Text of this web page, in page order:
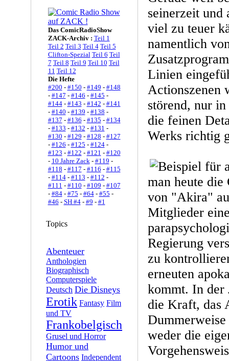
Das ComicRadioShow
ZACK-Archiv : Teil 1
Teil 2 Teil 3 Teil 4 Teil 5
Clifton-Spezial Teil 6 Teil
7 Teil 8 Teil 9 Teil 10 Teil
11 Teil 12
Die Hefte
#200 - #150 - #149 - #148
- #147 - #146 - #145 -
#144- #143 - #142 - #141
- #140 - #139 - #138 -
#137 - #136 - #135 - #134
- #133 - #132 - #131 -
#130 - #129 - #128 - #127
- #126 - #125 - #124-
#123 - #122 - #121 - #120
- 10 Jahre Zack- #119 -
#118 - #117 - #116 - #115
- #114- #113 - #112 -
#111 - #110 - #109 - #107
- #84- #75 - #64- #55 -
#46 - SH #4- #9 - #1
Topics
Abenteuer
Anthologien
Biographisch
Computerspiele
Deutsch Die Disneys
Erotik Fantasy Film
und TV
Frankobelgisch
Grusel und Horror
Humor und
Cartoons Independent
seinerzeit und
viel zu teuer
namentlich
Linien
Actionszenen
störend, nur
die feinen
Werks richtig
man heute die
von "Akira"
Mitglieder
Regierung
zu
erneuten
kommt. In der
die Kraft, das
Dummerweise
weder die